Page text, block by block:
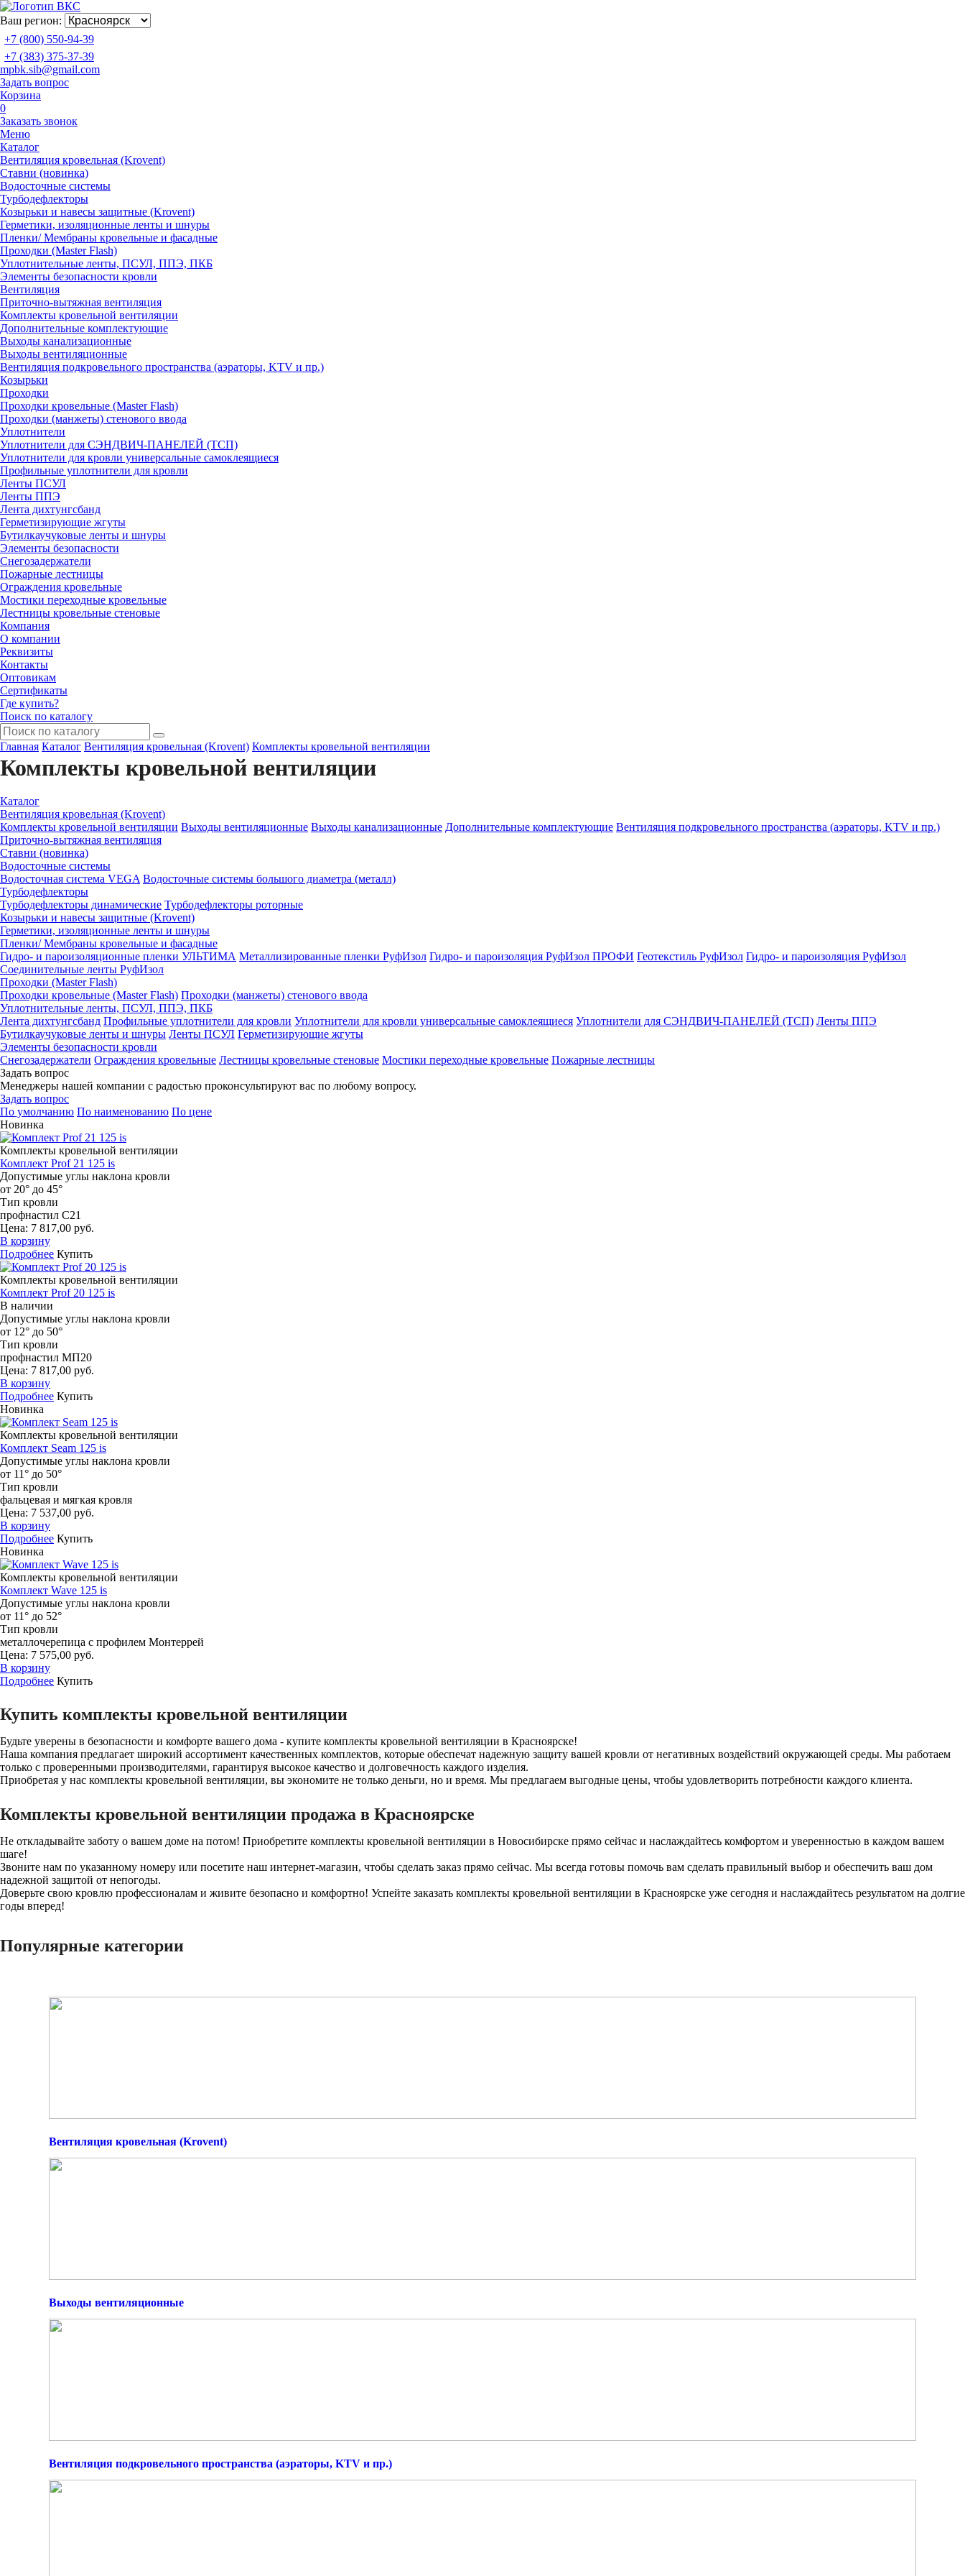
Ваш регион:
+7 (800) 550-94-39
+7 (383) 375-37-39
mpbk.sib@gmail.com
Задать вопрос
Корзина
0
Заказать звонок
Меню
Каталог
Вентиляция кровельная (Krovent)
Ставни (новинка)
Водосточные системы
Турбодефлекторы
Козырьки и навесы защитные (Krovent)
Герметики, изоляционные ленты и шнуры
Пленки/ Мембраны кровельные и фасадные
Проходки (Master Flash)
Уплотнительные ленты, ПСУЛ, ППЭ, ПКБ
Элементы безопасности кровли
Вентиляция
Приточно-вытяжная вентиляция
Комплекты кровельной вентиляции
Дополнительные комплектующие
Выходы канализационные
Выходы вентиляционные
Вентиляция подкровельного пространства (аэраторы, KTV и пр.)
Козырьки
Проходки
Проходки кровельные (Master Flash)
Проходки (манжеты) стенового ввода
Уплотнители
Уплотнители для СЭНДВИЧ-ПАНЕЛЕЙ (ТСП)
Уплотнители для кровли универсальные самоклеящиеся
Профильные уплотнители для кровли
Ленты ПСУЛ
Ленты ППЭ
Лента дихтунгсбанд
Герметизирующие жгуты
Бутилкаучуковые ленты и шнуры
Элементы безопасности
Снегозадержатели
Пожарные лестницы
Ограждения кровельные
Мостики переходные кровельные
Лестницы кровельные стеновые
Компания
О компании
Реквизиты
Контакты
Оптовикам
Сертификаты
Где купить?
Поиск по каталогу
Главная Каталог Вентиляция кровельная (Krovent) Комплекты кровельной вентиляции
Комплекты кровельной вентиляции
Каталог
Вентиляция кровельная (Krovent)
Комплекты кровельной вентиляции Выходы вентиляционные Выходы канализационные Дополнительные комплектующие Вентиляция подкровельного пространства (аэраторы, KTV и пр.)
Приточно-вытяжная вентиляция
Ставни (новинка)
Водосточные системы
Водосточная система VEGA Водосточные системы большого диаметра (металл)
Турбодефлекторы
Турбодефлекторы динамические Турбодефлекторы роторные
Козырьки и навесы защитные (Krovent)
Герметики, изоляционные ленты и шнуры
Пленки/ Мембраны кровельные и фасадные
Гидро- и пароизоляционные пленки УЛЬТИМА Металлизированные пленки РуфИзол Гидро- и пароизоляция РуфИзол ПРОФИ Геотекстиль РуфИзол Гидро- и пароизоляция РуфИзол
Соединительные ленты РуфИзол
Проходки (Master Flash)
Проходки кровельные (Master Flash) Проходки (манжеты) стенового ввода
Уплотнительные ленты, ПСУЛ, ППЭ, ПКБ
Лента дихтунгсбанд Профильные уплотнители для кровли Уплотнители для кровли универсальные самоклеящиеся Уплотнители для СЭНДВИЧ-ПАНЕЛЕЙ (ТСП) Ленты ППЭ
Бутилкаучуковые ленты и шнуры Ленты ПСУЛ Герметизирующие жгуты
Элементы безопасности кровли
Снегозадержатели Ограждения кровельные Лестницы кровельные стеновые Мостики переходные кровельные Пожарные лестницы
Задать вопрос
Менеджеры нашей компании с радостью проконсультируют вас по любому вопросу.
Задать вопрос
По умолчанию По наименованию По цене
Новинка
Комплекты кровельной вентиляции
Комплект Prof 21 125 is
Допустимые углы наклона кровли
от 20° до 45°
Тип кровли
профнастил С21
Цена: 7 817,00 руб.
В корзину
Подробнее Купить
Комплекты кровельной вентиляции
Комплект Prof 20 125 is
В наличии
Допустимые углы наклона кровли
от 12° до 50°
Тип кровли
профнастил МП20
Цена: 7 817,00 руб.
В корзину
Подробнее Купить
Новинка
Комплекты кровельной вентиляции
Комплект Seam 125 is
Допустимые углы наклона кровли
от 11° до 50°
Тип кровли
фальцевая и мягкая кровля
Цена: 7 537,00 руб.
В корзину
Подробнее Купить
Новинка
Комплекты кровельной вентиляции
Комплект Wave 125 is
Допустимые углы наклона кровли
от 11° до 52°
Тип кровли
металлочерепица с профилем Монтеррей
Цена: 7 575,00 руб.
В корзину
Подробнее Купить
Купить комплекты кровельной вентиляции
Будьте уверены в безопасности и комфорте вашего дома - купите комплекты кровельной вентиляции в Красноярске!
Наша компания предлагает широкий ассортимент качественных комплектов, которые обеспечат надежную защиту вашей кровли от негативных воздействий окружающей среды. Мы работаем
только с проверенными производителями, гарантируя высокое качество и долговечность каждого изделия.
Приобретая у нас комплекты кровельной вентиляции, вы экономите не только деньги, но и время. Мы предлагаем выгодные цены, чтобы удовлетворить потребности каждого клиента.
Комплекты кровельной вентиляции продажа в Красноярске
Не откладывайте заботу о вашем доме на потом! Приобретите комплекты кровельной вентиляции в Новосибирске прямо сейчас и наслаждайтесь комфортом и уверенностью в каждом вашем
шаге!
Звоните нам по указанному номеру или посетите наш интернет-магазин, чтобы сделать заказ прямо сейчас. Мы всегда готовы помочь вам сделать правильный выбор и обеспечить ваш дом
надежной защитой от непогоды.
Доверьте свою кровлю профессионалам и живите безопасно и комфортно! Успейте заказать комплекты кровельной вентиляции в Красноярске уже сегодня и наслаждайтесь результатом на долгие
годы вперед!
Популярные категории
Вентиляция кровельная (Krovent)
Выходы вентиляционные
Вентиляция подкровельного пространства (аэраторы, KTV и пр.)